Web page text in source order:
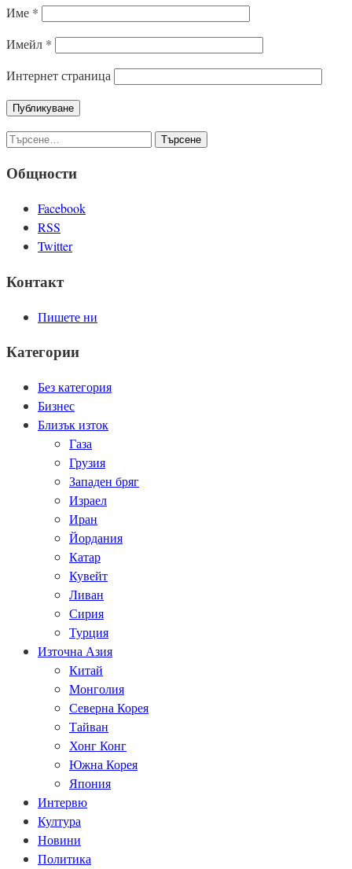
Име *
Имейл *
Интернет страница
Търсене
Общности
Facebook
RSS
Twitter
Контакт
Пишете ни
Категории
Без категория
Бизнес
Близък изток
Газа
Грузия
Западен бряг
Израел
Иран
Йордания
Катар
Кувейт
Ливан
Сирия
Турция
Източна Азия
Китай
Монголия
Северна Корея
Тайван
Хонг Конг
Южна Корея
Япония
Интервю
Култура
Новини
Политика